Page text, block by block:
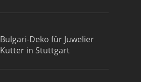
Bulgari-Deko für Juwelier
Kutter in Stuttgart